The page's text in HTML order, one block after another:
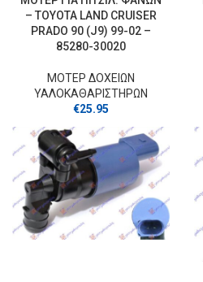
– TOYOTA LAND CRUISER
PRADO 90 (J9) 99-02 –
85280-30020
ΜΟΤΕΡ ΔΟΧΕΙΩΝ
ΥΑΛΟΚΑΘΑΡΙΣΤΗΡΩΝ
€25.95